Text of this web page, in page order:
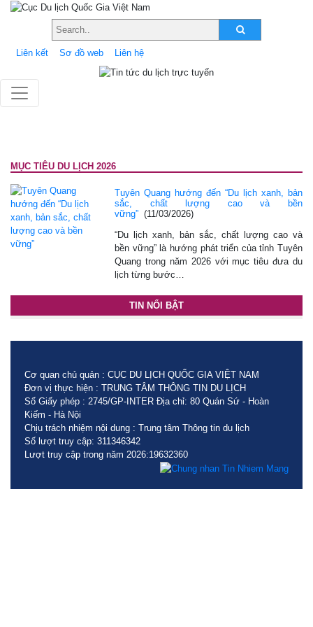
Liên kết Sơ đồ web Liên hệ
MỤC TIÊU DU LỊCH 2026
Tuyên Quang hướng đến “Du lịch xanh, bản
sắc, chất lượng cao và bền
vững” (11/03/2026)
“Du lịch xanh, bản sắc, chất lượng cao và
bền vững” là hướng phát triển của tỉnh Tuyên
Quang trong năm 2026 với mục tiêu đưa du
lịch từng bước…
TIN NỔI BẬT
Cơ quan chủ quản : CỤC DU LỊCH QUỐC GIA VIỆT NAM
Đơn vị thực hiện : TRUNG TÂM THÔNG TIN DU LỊCH
Số Giấy phép : 2745/GP-INTER Địa chỉ: 80 Quán Sứ - Hoàn
Kiếm - Hà Nội
Chịu trách nhiệm nội dung : Trung tâm Thông tin du lịch
Số lượt truy cập: 311346342
Lượt truy cập trong năm 2026:19632360